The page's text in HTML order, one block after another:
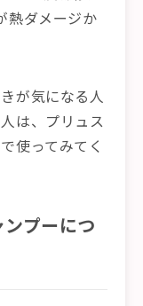
熱ダメージか
が気になる人
は、プリュス
使ってみてく
プーにつ